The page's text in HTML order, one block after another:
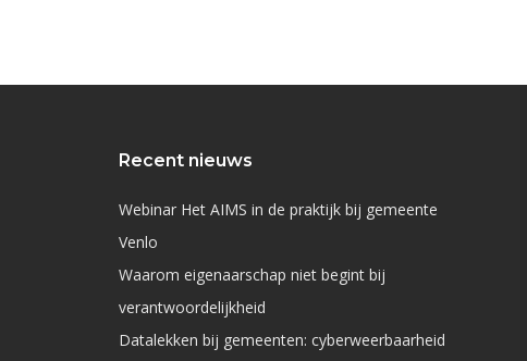
Recent nieuws
Webinar Het AIMS in de praktijk bij gemeente
Venlo
Waarom eigenaarschap niet begint bij
verantwoordelijkheid
Datalekken bij gemeenten: cyberweerbaarheid